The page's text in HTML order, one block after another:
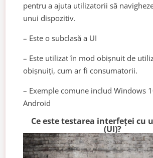
pentru a ajuta utilizatorii să
unui dispozitiv.
– Este o subclasă a UI
– Este utilizat în mod obișnuit de
obișnuiți, cum ar fi consumatorii.
– Exemple comune includ Windows
Android
Ce este testarea interfeței cu
(UI)?